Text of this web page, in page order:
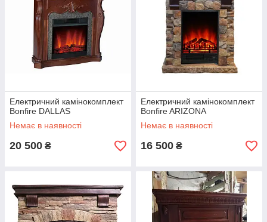
Електричний камінокомплект
Bonfire DALLAS
Немає в наявності
20 500 ₴
Електричний камінокомплект
Bonfire ARIZONA
Немає в наявності
16 500 ₴